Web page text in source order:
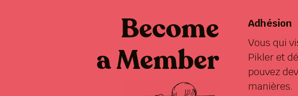
Become
a Member
Adhésion
Vous qui
Pikler et
pouvez
manières.